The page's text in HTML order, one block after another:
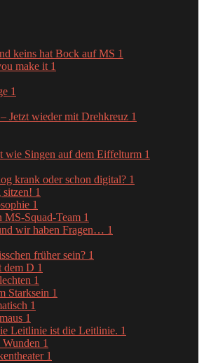
keins hat Bock auf MS 1
make it 1
1
Jetzt wieder mit Drehkreuz 1
wie Singen auf dem Eiffelturm 1
krank oder schon digital? 1
sitzen! 1
1
Squad-Team 1
wir haben Fragen… 1
früher sein? 1
dem D 1
1
Starksein 1
1
1
Leitlinie ist die Leitlinie. 1
1
1